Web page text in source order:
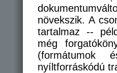
növekszik. A
tartalmaz --
még
(formátumok
nyíltforráskódú